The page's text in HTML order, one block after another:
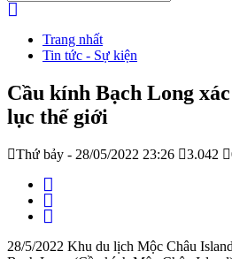
Trang nhất
Tin tức - Sự kiện
Cầu kính Bạch Long
lục thế giới
Thứ bảy - 28/05/2022 23:26 3.042
28/5/2022 Khu du lịch Mộc Châu